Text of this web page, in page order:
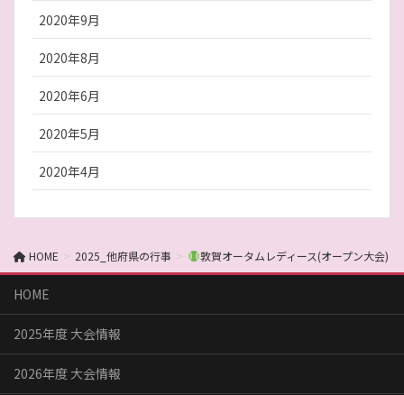
2020年9月
2020年8月
2020年6月
2020年5月
2020年4月
HOME 2025_他府県の行事 敦賀オータムレディース(オープン大会)
HOME
2025年度 大会情報
2026年度 大会情報